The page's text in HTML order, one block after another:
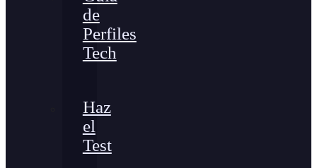
de
Perfiles
Tech
Haz
el
Test